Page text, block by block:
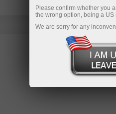
USDJPY
Please confirm whether you
the wrong option, being a
We are sorry for any